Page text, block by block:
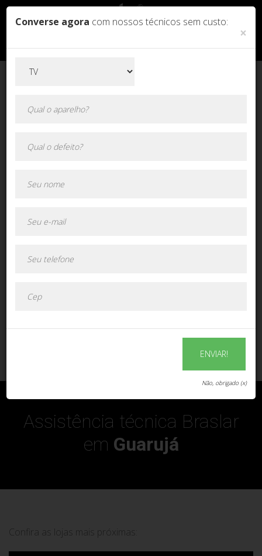
Assistência técnica Braslar
em Guarujá
Confira as lojas mais próximas:
Converse agora com nossos técnicos sem custo:
×
ENVIAR!
Não, obrigado (x)